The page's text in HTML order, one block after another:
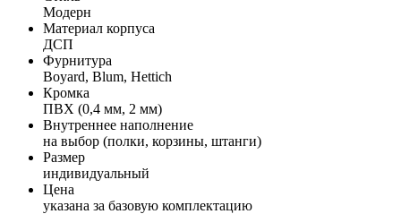
Модерн
Материал корпуса
ДСП
Фурнитура
Boyard, Blum, Hettich
Кромка
ПВХ (0,4 мм, 2 мм)
Внутреннее наполнение
на выбор (полки, корзины, штанги)
Размер
индивидуальный
Цена
указана за базовую комплектацию